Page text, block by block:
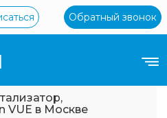
Обратный звонок
VUE в Москве